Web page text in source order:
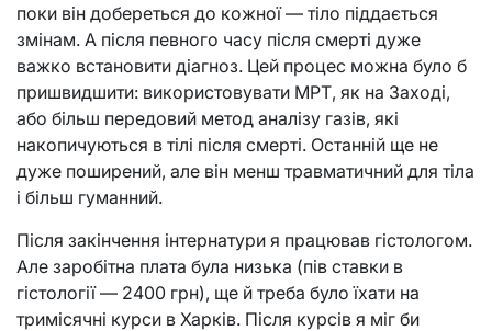
поки він добереться до кожної — тіло піддається
змінам. А після певного часу після смерті дуже
важко встановити діагноз. Цей процес можна було б
пришвидшити: використовувати МРТ, як на Заході,
або більш передовий метод аналізу газів, які
накопичуються в тілі після смерті. Останній ще не
дуже поширений, але він менш травматичний для тіла
і більш гуманний.
Після закінчення інтернатури я працював гістологом.
Але заробітна плата була низька (пів ставки в
гістології — 2400 грн), ще й треба було їхати на
тримісячні курси в Харків. Після курсів я міг би